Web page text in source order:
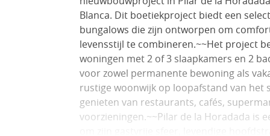
Blanca. Dit boetiekproject biedt een
bungalows die zijn ontworpen om
levensstijl te combineren.~~Het project
woningen met 2 of 3 slaapkamers en 2
voor zowel permanente bewoning als
rustige woonwijk op loopafstand van
genieten van restaurants, cafés,
voorzieningen.~~Pilar de la Horadada is